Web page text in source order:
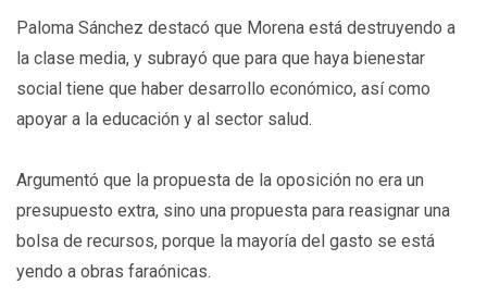
Paloma Sánchez destacó que Morena está destruyendo a
la clase media, y subrayó que para que haya bienestar
social tiene que haber desarrollo económico, así como
apoyar a la educación y al sector salud.
Argumentó que la propuesta de la oposición no era un
presupuesto extra, sino una propuesta para reasignar una
bolsa de recursos, porque la mayoría del gasto se está
yendo a obras faraónicas.